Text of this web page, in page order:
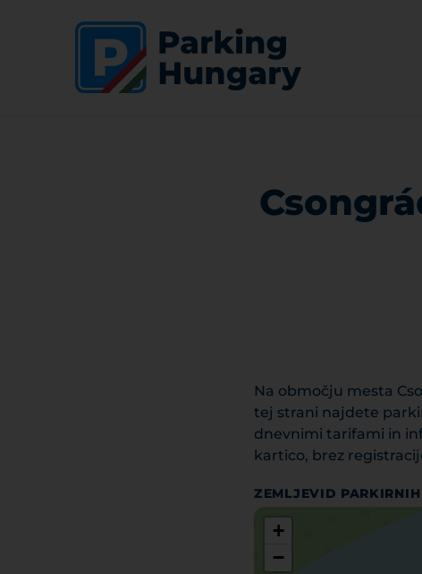
Na območju mesta
tej strani najdete
dnevnimi tarifami in
kartico, brez
ZEMLJEVID PARKIRNIH
+
−